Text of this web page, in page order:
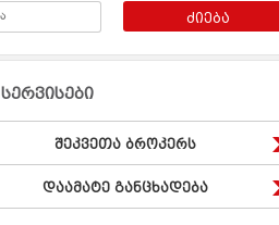
ძიება
სერვისები
შეკვეთა ბროკერს
დაამატე განცხადება